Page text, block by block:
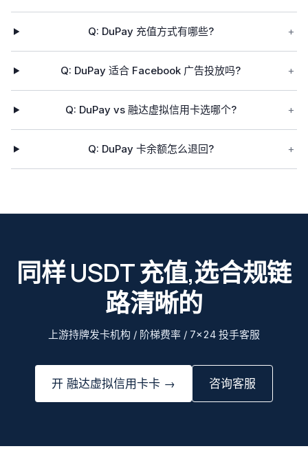
Q: DuPay 充值方式有哪些? +
Q: DuPay 适合 Facebook 广告投放吗? +
Q: DuPay vs 融达虚拟信用卡选哪个? +
Q: DuPay 卡余额怎么退回? +
同样 USDT 充值,选合规链
路清晰的
上游持牌发卡机构 / 阶梯费率 / 7×24 投手客服
开 融达虚拟信用卡卡 → 咨询客服